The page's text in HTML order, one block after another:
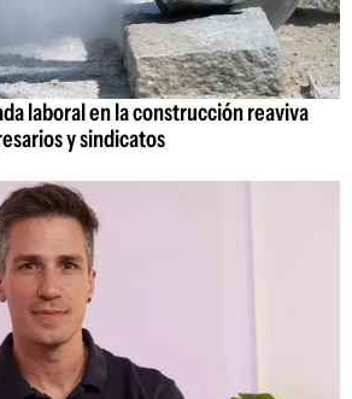
laboral en la construcción reaviva
y sindicatos